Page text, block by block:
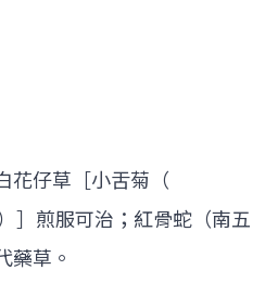
花仔草［小舌菊（
］煎服可治；紅骨蛇（南五
藥草。